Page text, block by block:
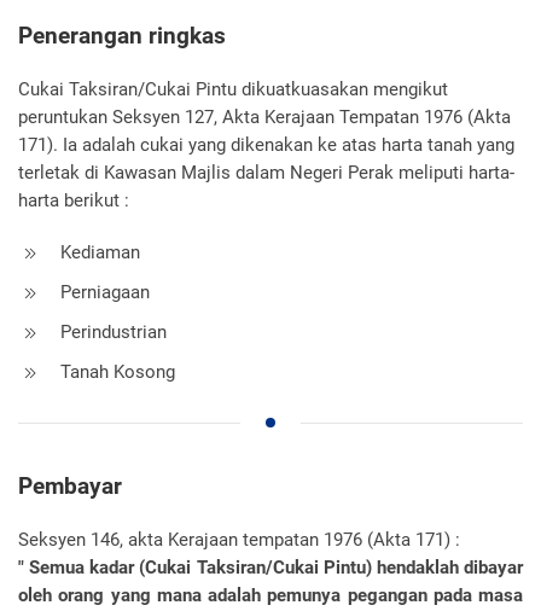
Penerangan ringkas
Cukai Taksiran/Cukai Pintu dikuatkuasakan mengikut
peruntukan Seksyen 127, Akta Kerajaan Tempatan 1976 (Akta
171). Ia adalah cukai yang dikenakan ke atas harta tanah yang
terletak di Kawasan Majlis dalam Negeri Perak meliputi harta-
harta berikut :
Kediaman
Perniagaan
Perindustrian
Tanah Kosong
Pembayar
Seksyen 146, akta Kerajaan tempatan 1976 (Akta 171) :
" Semua kadar (Cukai Taksiran/Cukai Pintu) hendaklah dibayar
oleh orang yang mana adalah pemunya pegangan pada masa